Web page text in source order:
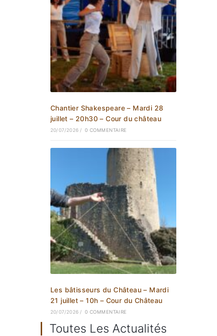
Chantier Shakespeare – Mardi 28
juillet – 20h30 – Cour du château
20/07/2026 / 0 COMMENTAIRE
Les bâtisseurs du Château – Mardi
21 juillet – 10h – Cour du Château
20/07/2026 / 0 COMMENTAIRE
Toutes Les Actualités